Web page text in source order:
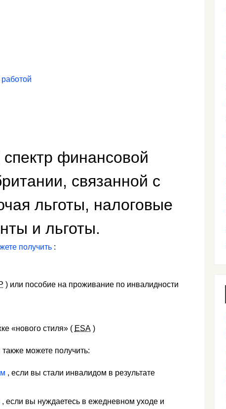
финансовой
связанной с
льготы, налоговые
и льготы.
получить :
) или пособие на проживание по инвалидности
«нового стиля» ( ESA )
можете получить:
, если вы стали инвалидом в результате
, если вы нуждаетесь в ежедневном уходе и